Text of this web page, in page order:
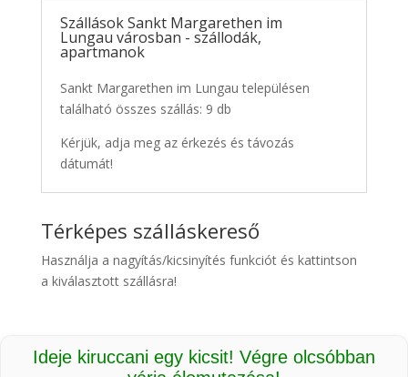
Szállások Sankt Margarethen im
Lungau városban - szállodák,
apartmanok
Sankt Margarethen im Lungau településen
található összes szállás: 9 db
Kérjük, adja meg az érkezés és távozás
dátumát!
Térképes szálláskereső
Használja a nagyítás/kicsinyítés funkciót és kattintson
a kiválasztott szállásra!
Ideje kiruccani egy kicsit! Végre olcsóbban